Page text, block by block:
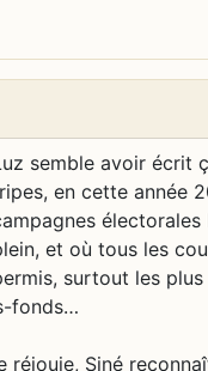
semble avoir écrit
en cette année
et où tous les
surtout les
fonds…
réjouie, Siné